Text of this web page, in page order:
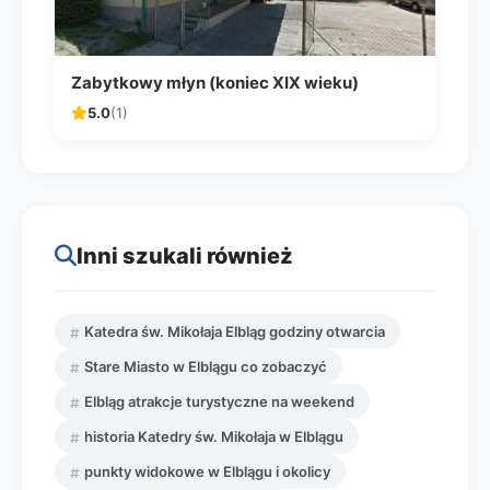
Zabytkowy młyn (koniec XIX wieku)
5.0(1)
Inni szukali również
Katedra św. Mikołaja Elbląg godziny otwarcia
Stare Miasto w Elblągu co zobaczyć
Elbląg atrakcje turystyczne na weekend
historia Katedry św. Mikołaja w Elblągu
punkty widokowe w Elblągu i okolicy